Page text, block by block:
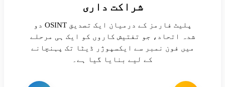
شراکت داری
دو OSINT پلیٹ فارمز کے درمیان ایک تصدیق
شدہ اتحاد، جو تفتیش کاروں کو ایک ہی مرحلے
میں فون نمبر سے ایکسپوژر ڈیٹا تک پہنچانے
کے لیے بنایا گیا ہے۔